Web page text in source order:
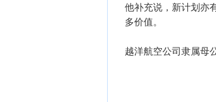
他补充说，新计划亦
多价值。
越洋航空公司隶属母